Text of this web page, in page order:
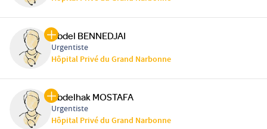
Abdel BENNEDJAI
Urgentiste
Hôpital Privé du Grand Narbonne
Abdelhak MOSTAFA
Urgentiste
Hôpital Privé du Grand Narbonne